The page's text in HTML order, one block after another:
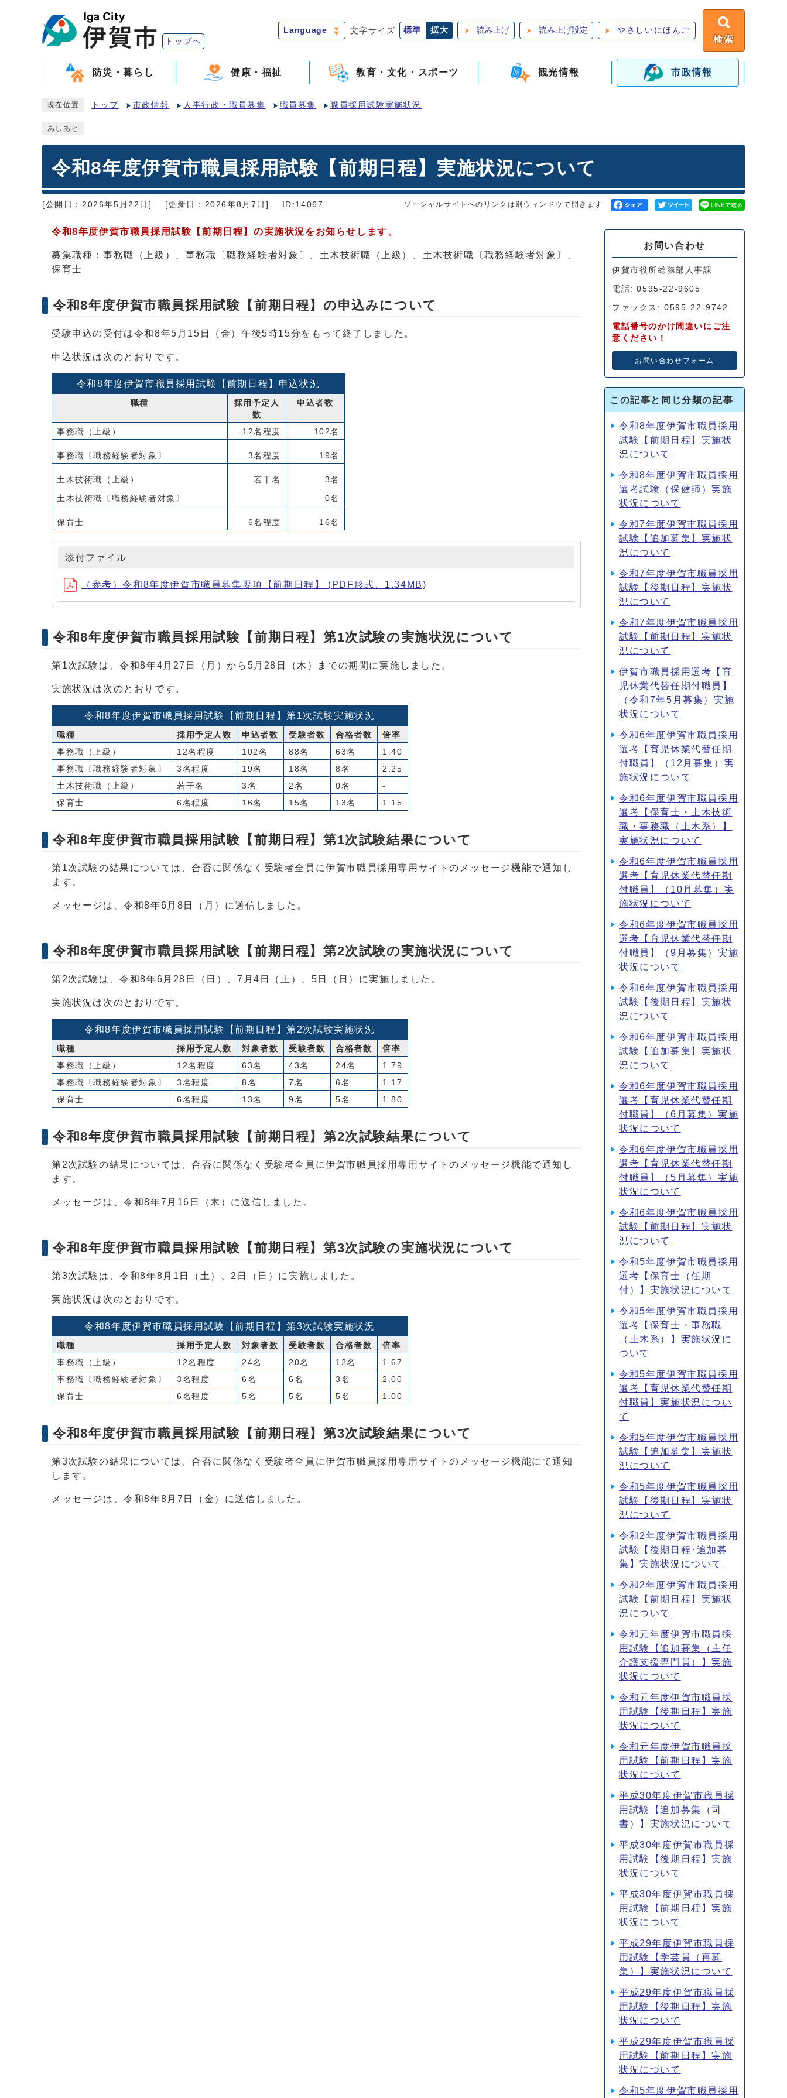
トップへ
Language 文字サイズ 標準 拡大 読み上げ 読み上げ設定 やさしいにほんご
検索
防災・暮らし 健康・福祉 教育・文化・スポーツ 観光情報 市政情報
現在位置 トップ 市政情報 人事行政・職員募集 職員募集 職員採用試験実施状況
あしあと
令和8年度伊賀市職員採用試験【前期日程】実施状況について
[公開日：2026年5月22日] [更新日：2026年8月7日] ID:14067 ソーシャルサイトへのリンクは別ウィンドウで開きます
令和8年度伊賀市職員採用試験【前期日程】の実施状況をお知らせします。
募集職種：事務職（上級）、事務職〔職務経験者対象〕、土木技術職（上級）、土木技術職〔職務経験者対象〕、
保育士
令和8年度伊賀市職員採用試験【前期日程】の申込みについて
受験申込の受付は令和8年5月15日（金）午後5時15分をもって終了しました。
申込状況は次のとおりです。
令和8年度伊賀市職員採用試験【前期日程】申込状況
職種
採用予定人
数
申込者数
事務職（上級） 12名程度 102名
事務職〔職務経験者対象〕 3名程度 19名
土木技術職（上級）
土木技術職〔職務経験者対象〕
若干名 3名
0名
保育士 6名程度 16名
添付ファイル
（参考）令和8年度伊賀市職員募集要項【前期日程】 (PDF形式、1.34MB)
令和8年度伊賀市職員採用試験【前期日程】第1次試験の実施状況について
第1次試験は、令和8年4月27日（月）から5月28日（木）までの期間に実施しました。
実施状況は次のとおりです。
令和8年度伊賀市職員採用試験【前期日程】第1次試験実施状況
職種 採用予定人数 申込者数 受験者数 合格者数
倍率
事務職（上級）
12名程度 102名 88名 63名
1.40
事務職〔職務経験者対象〕
3名程度 19名 18名 8名
2.25
土木技術職（上級）
若干名 3名 2名 0名
-
保育士
6名程度 16名 15名 13名 1.15
令和8年度伊賀市職員採用試験【前期日程】第1次試験結果について
第1次試験の結果については、合否に関係なく受験者全員に伊賀市職員採用専用サイトのメッセージ機能で通知し
ます。
メッセージは、令和8年6月8日（月）に送信しました。
令和8年度伊賀市職員採用試験【前期日程】第2次試験の実施状況について
第2次試験は、令和8年6月28日（日）、7月4日（土）、5日（日）に実施しました。
実施状況は次のとおりです。
令和8年度伊賀市職員採用試験【前期日程】第2次試験実施状況
職種 採用予定人数 対象者数 受験者数 合格者数
倍率
事務職（上級）
12名程度 63名 43名 24名
1.79
事務職〔職務経験者対象〕
3名程度 8名 7名 6名
1.17
保育士
6名程度 13名 9名 5名 1.80
令和8年度伊賀市職員採用試験【前期日程】第2次試験結果について
第2次試験の結果については、合否に関係なく受験者全員に伊賀市職員採用専用サイトのメッセージ機能で通知し
ます。
メッセージは、令和8年7月16日（木）に送信しました。
令和8年度伊賀市職員採用試験【前期日程】第3次試験の実施状況について
第3次試験は、令和8年8月1日（土）、2日（日）に実施しました。
実施状況は次のとおりです。
令和8年度伊賀市職員採用試験【前期日程】第3次試験実施状況
職種 採用予定人数 対象者数 受験者数 合格者数
倍率
事務職（上級）
12名程度 24名 20名 12名
1.67
事務職〔職務経験者対象〕
3名程度 6名 6名 3名
2.00
保育士
6名程度 5名 5名 5名 1.00
令和8年度伊賀市職員採用試験【前期日程】第3次試験結果について
第3次試験の結果については、合否に関係なく受験者全員に伊賀市職員採用専用サイトのメッセージ機能にて通知
します。
メッセージは、令和8年8月7日（金）に送信しました。
お問い合わせ
伊賀市役所総務部人事課
電話: 0595-22-9605
ファックス: 0595-22-9742
電話番号のかけ間違いにご注
意ください！
お問い合わせフォーム
この記事と同じ分類の記事
令和8年度伊賀市職員採用
試験【前期日程】実施状
況について
令和8年度伊賀市職員採用
選考試験（保健師）実施
状況について
令和7年度伊賀市職員採用
試験【追加募集】実施状
況について
令和7年度伊賀市職員採用
試験【後期日程】実施状
況について
令和7年度伊賀市職員採用
試験【前期日程】実施状
況について
伊賀市職員採用選考【育
児休業代替任期付職員】
（令和7年5月募集）実施
状況について
令和6年度伊賀市職員採用
選考【育児休業代替任期
付職員】（12月募集）実
施状況について
令和6年度伊賀市職員採用
選考【保育士・土木技術
職・事務職（土木系）】
実施状況について
令和6年度伊賀市職員採用
選考【育児休業代替任期
付職員】（10月募集）実
施状況について
令和6年度伊賀市職員採用
選考【育児休業代替任期
付職員】（9月募集）実施
状況について
令和6年度伊賀市職員採用
試験【後期日程】実施状
況について
令和6年度伊賀市職員採用
試験【追加募集】実施状
況について
令和6年度伊賀市職員採用
選考【育児休業代替任期
付職員】（6月募集）実施
状況について
令和6年度伊賀市職員採用
選考【育児休業代替任期
付職員】（5月募集）実施
状況について
令和6年度伊賀市職員採用
試験【前期日程】実施状
況について
令和5年度伊賀市職員採用
選考【保育士（任期
付）】実施状況について
令和5年度伊賀市職員採用
選考【保育士・事務職
（土木系）】実施状況に
ついて
令和5年度伊賀市職員採用
選考【育児休業代替任期
付職員】実施状況につい
て
令和5年度伊賀市職員採用
試験【追加募集】実施状
況について
令和5年度伊賀市職員採用
試験【後期日程】実施状
況について
令和2年度伊賀市職員採用
試験【後期日程･追加募
集】実施状況について
令和2年度伊賀市職員採用
試験【前期日程】実施状
況について
令和元年度伊賀市職員採
用試験【追加募集（主任
介護支援専門員）】実施
状況について
令和元年度伊賀市職員採
用試験【後期日程】実施
状況について
令和元年度伊賀市職員採
用試験【前期日程】実施
状況について
平成30年度伊賀市職員採
用試験【追加募集（司
書）】実施状況について
平成30年度伊賀市職員採
用試験【後期日程】実施
状況について
平成30年度伊賀市職員採
用試験【前期日程】実施
状況について
平成29年度伊賀市職員採
用試験【学芸員（再募
集）】実施状況について
平成29年度伊賀市職員採
用試験【後期日程】実施
状況について
平成29年度伊賀市職員採
用試験【前期日程】実施
状況について
令和5年度伊賀市職員採用